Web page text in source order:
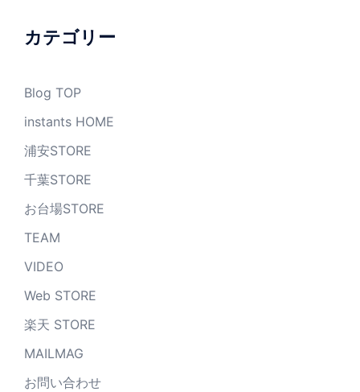
ブ
カテゴリー
Blog TOP
instants HOME
浦安STORE
千葉STORE
お台場STORE
TEAM
VIDEO
Web STORE
楽天 STORE
MAILMAG
お問い合わせ